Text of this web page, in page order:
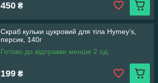
450 ₴
Скраб кульки цукровий для тіла Hymey's,
персик, 140г
Готово до відправки менше 2 од.
199 ₴